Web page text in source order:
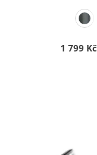
1 799 Kč